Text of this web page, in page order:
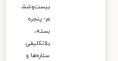
بیست‌وشش
م؛ پنجره
بسته،
بلاتکلیفی
ستاره‌ها و